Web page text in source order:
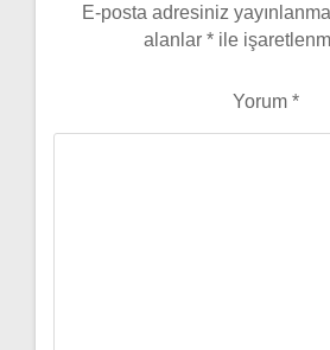
E-posta adresiniz
alanlar * ile
Yorum *